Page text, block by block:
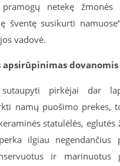
pramogų netekę
šventę susikurti
vadovė.
apsirūpinimas dovanomis
sutaupyti pirkėjai dar
namų puošimo prekes,
statulėlės, eglutės
ilgiau negendančius
ir marinuotus